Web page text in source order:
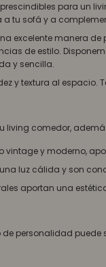
para un
tu sofá y a
excelente manera
de estilo.
y sencilla.
y textura al espacio.
living comedor,
vintage y moderno,
luz cálida y son
aportan una
personalidad puede